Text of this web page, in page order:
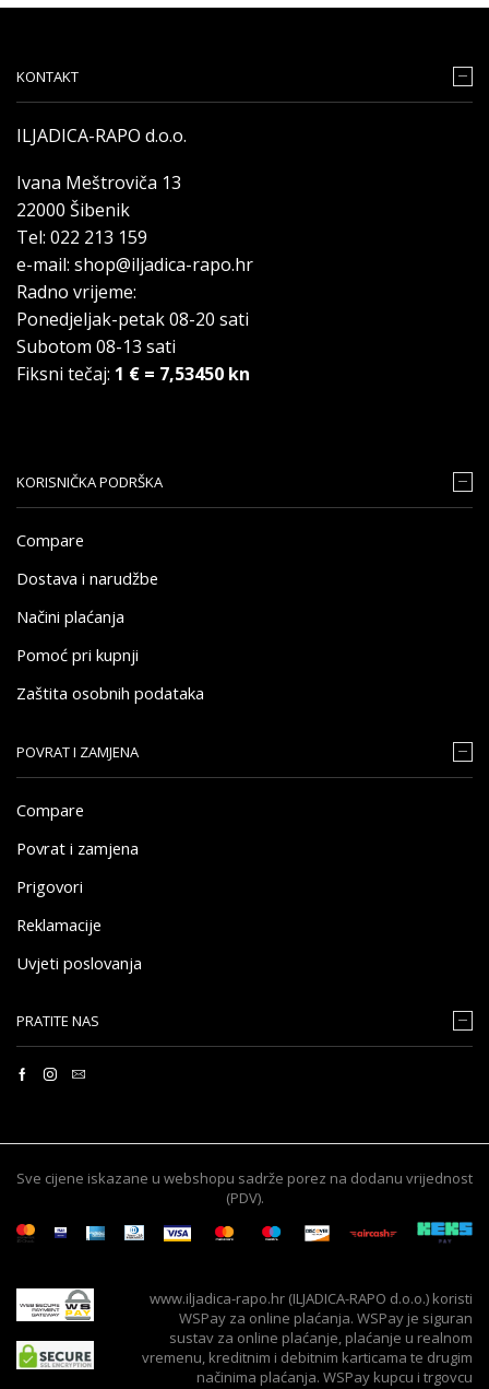
KONTAKT
ILJADICA-RAPO d.o.o.
Ivana Meštroviča 13
22000 Šibenik
Tel: 022 213 159
e-mail: shop@iljadica-rapo.hr
Radno vrijeme:
Ponedjeljak-petak 08-20 sati
Subotom 08-13 sati
Fiksni tečaj: 1 € = 7,53450 kn
KORISNIČKA PODRŠKA
Compare
Dostava i narudžbe
Načini plaćanja
Pomoć pri kupnji
Zaštita osobnih podataka
POVRAT I ZAMJENA
Compare
Povrat i zamjena
Prigovori
Reklamacije
Uvjeti poslovanja
PRATITE NAS
Sve cijene iskazane u webshopu sadrže porez na dodanu vrijednost
(PDV).
www.iljadica-rapo.hr (ILJADICA-RAPO d.o.o.) koristi
WSPay za online plaćanja. WSPay je siguran
sustav za online plaćanje, plaćanje u realnom
vremenu, kreditnim i debitnim karticama te drugim
načinima plaćanja. WSPay kupcu i trgovcu